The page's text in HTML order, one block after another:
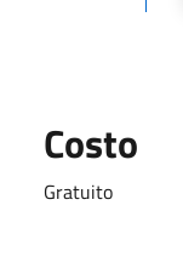
Costo
Gratuito